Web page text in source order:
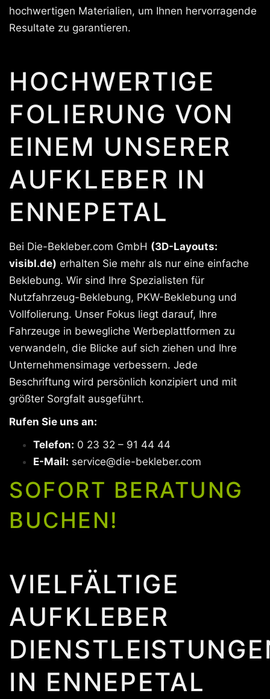
hochwertigen Materialien, um Ihnen hervorragende
Resultate zu garantieren.
HOCHWERTIGE
FOLIERUNG VON
EINEM UNSERER
AUFKLEBER IN
ENNEPETAL
Bei Die-Bekleber.com GmbH (3D-Layouts:
visibl.de) erhalten Sie mehr als nur eine einfache
Beklebung. Wir sind Ihre Spezialisten für
Nutzfahrzeug-Beklebung, PKW-Beklebung und
Vollfolierung. Unser Fokus liegt darauf, Ihre
Fahrzeuge in bewegliche Werbeplattformen zu
verwandeln, die Blicke auf sich ziehen und Ihre
Unternehmensimage verbessern. Jede
Beschriftung wird persönlich konzipiert und mit
größter Sorgfalt ausgeführt.
Rufen Sie uns an:
Telefon: 0 23 32 – 91 44 44
E-Mail: service@die-bekleber.com
SOFORT BERATUNG
BUCHEN!
VIELFÄLTIGE
AUFKLEBER
IN ENNEPETAL